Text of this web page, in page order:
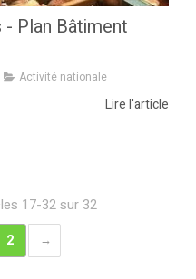
Plan Bâtiment
Activité nationale
Lire l'article
17-32 sur 32
2